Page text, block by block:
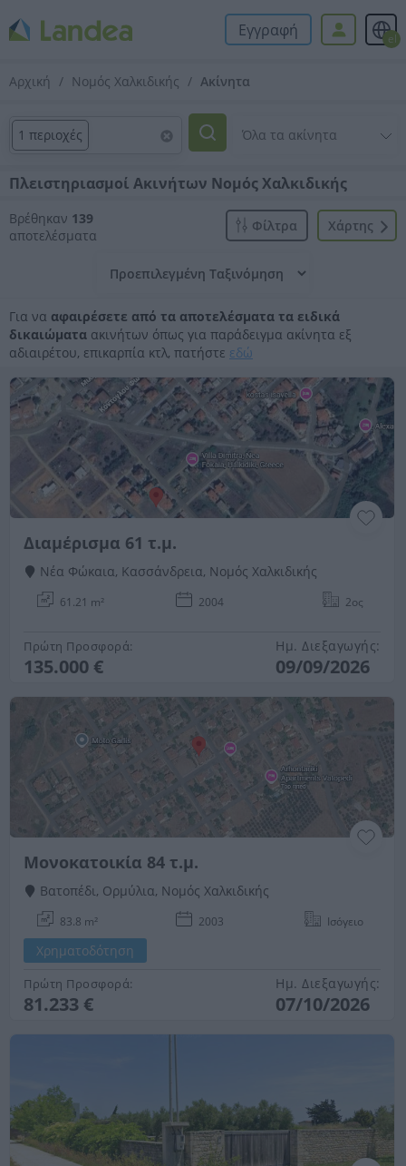
Εγγραφή el
Αρχική Νομός Χαλκιδικής Ακίνητα
1 περιοχές
Πλειστηριασμοί Ακινήτων Νομός Χαλκιδικής
Βρέθηκαν 139
αποτελέσματα
Xάρτης
Φίλτρα
Για να αφαιρέσετε από τα αποτελέσματα τα ειδικά
δικαιώματα ακινήτων όπως για παράδειγμα ακίνητα εξ
αδιαιρέτου, επικαρπία κτλ, πατήστε εδώ
Διαμέρισμα 61 τ.μ.
Νέα Φώκαια, Κασσάνδρεια, Νομός Χαλκιδικής
61.21 m² 2004 2ος
Πρώτη Προσφορά:
135.000 €
Ημ. Διεξαγωγής:
09/09/2026
Μονοκατοικία 84 τ.μ.
Βατοπέδι, Ορμύλια, Νομός Χαλκιδικής
83.8 m² 2003 Ισόγειο
Χρηματοδότηση
Πρώτη Προσφορά:
81.233 €
Ημ. Διεξαγωγής:
07/10/2026